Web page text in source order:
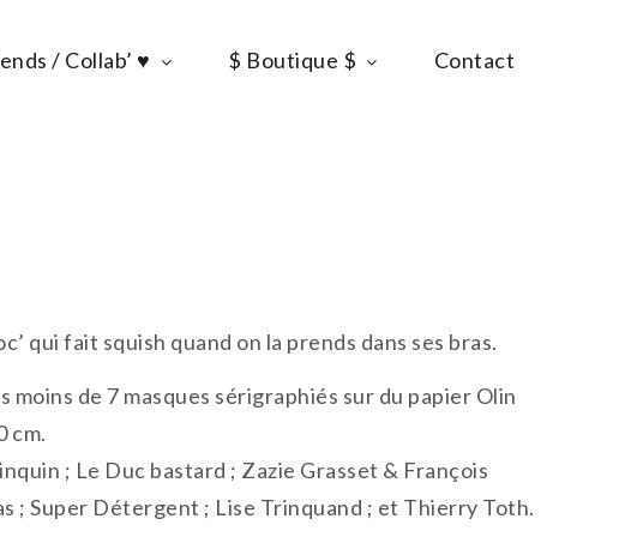
/ Collab’ ♥ $ Boutique $ Contact
qui fait squish quand on la prends dans ses bras.
moins de 7 masques sérigraphiés sur du papier Olin
cm.
; Le Duc bastard ; Zazie Grasset & François
; Super Détergent ; Lise Trinquand ; et Thierry Toth.